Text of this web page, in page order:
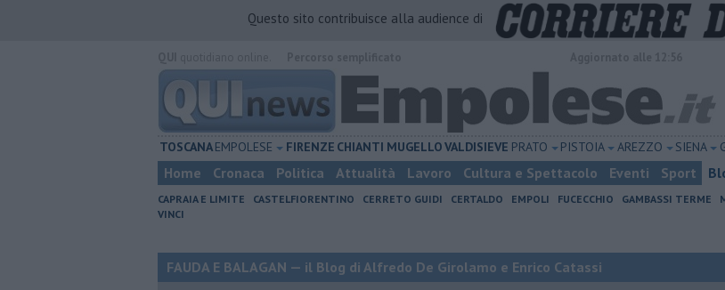
Questo sito contribuisce alla audience di
TOSCANAEMPOLESE FIRENZE CHIANTI MUGELLOVALDISIEVE PRATO PISTOIA AREZZO SIENA
Home Cronaca Politica Attualità Lavoro Cultura e Spettacolo Eventi Sport
CAPRAIA E LIMITE CASTELFIORENTINO CERRETO GUIDI CERTALDO EMPOLI FUCECCHIO GAMBASSI TERME
VINCI
FAUDA E BALAGAN — il Blog di Alfredo De Girolamo e Enrico Catassi